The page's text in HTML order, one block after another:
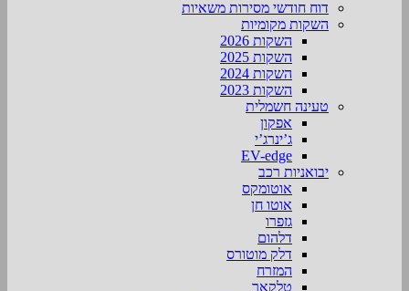
דוח חודשי מסירות משאיות
השקות מקומיות
השקות 2026
השקות 2025
השקות 2024
השקות 2023
טעינה חשמלית
אפקון
ג’ינרג’י
EV-edge
יבואניות רכב
אוטומקס
אוטו חן
גזפרו
דלהום
דלק מוטורס
המזרח
טלקאר